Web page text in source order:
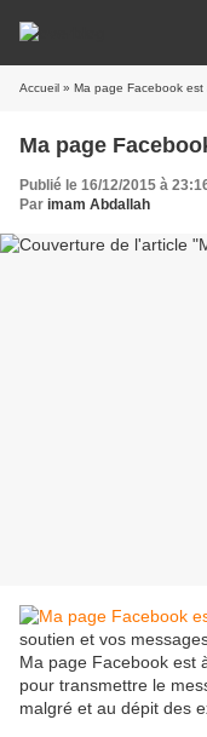
Accueil » Ma page Facebook est
Ma page
Publié le 16/12/2015 à
Par imam Abdallah
soutien et vos
Ma page Facebook est
pour transmettre le
malgré et au dépit des